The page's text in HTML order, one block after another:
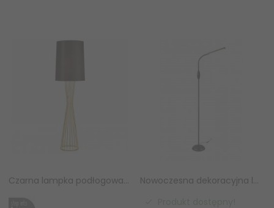
Czarna lampka podłogowa stojąca tkaninowy abażur designerska podstawa minimalistyczna klasyczna nowoczesna FILO MF1235 Step Into Design
Nowoczesna dekoracyjna lampa podłogowa LED czarna minimalistyczna klasyczna metalowa regulowana ściemnialna TORO R47641102 Rl